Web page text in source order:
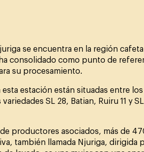
se encuentra en la región
consolidado como punto de
su procesamiento.
estación están situadas entre
SL 28, Batian, Ruiru 11 y
productores asociados, más de
también llamada Njuriga, dirigida